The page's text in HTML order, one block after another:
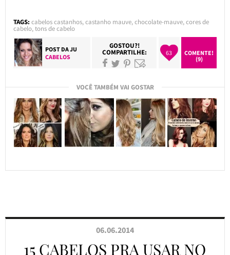
TAGS: cabelos castanhos,castanho mauve,chocolate-mauve,cores de
cabelo,tons de cabelo
POST DAJU
CABELOS
GOSTOU?!
COMPARTILHE: 63
COMENTE!
(9)
VOCÊ TAMBÉM VAI GOSTAR
06.06.2014
15 CABELOS PRA USAR NO